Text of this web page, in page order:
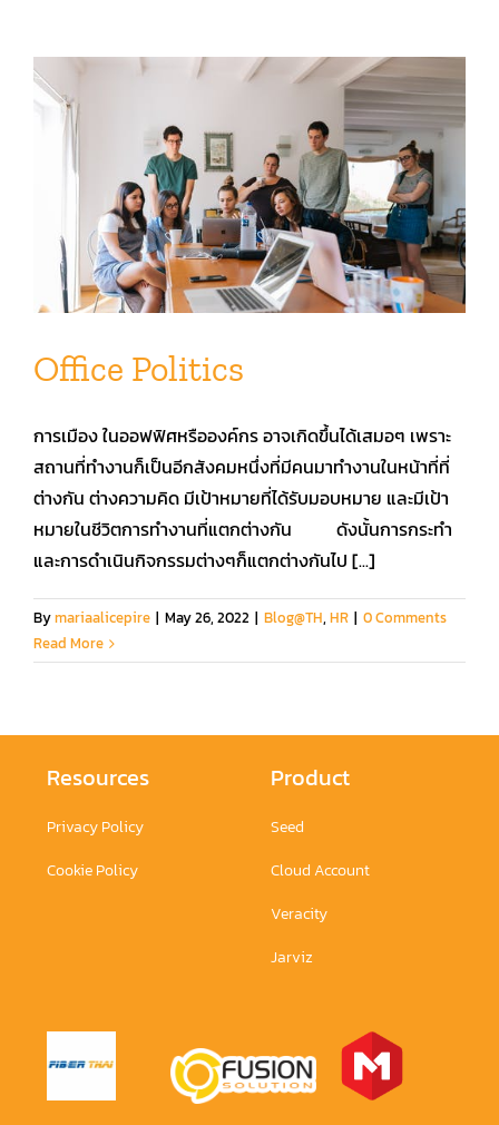
Office Politics
การเมือง ในออฟฟิศหรือองค์กร อาจเกิดขึ้นได้เสมอๆ เพราะ
สถานที่ทำงานก็เป็นอีกสังคมหนึ่งที่มีคนมาทำงานในหน้าที่ที่
ต่างกัน ต่างความคิด มีเป้าหมายที่ได้รับมอบหมาย และมีเป้า
หมายในชีวิตการทำงานที่แตกต่างกัน ดังนั้นการกระทำ
และการดำเนินกิจกรรมต่างๆก็แตกต่างกันไป [...]
Bymariaalicepire | May 26, 2022 | Blog@TH, HR | 0 Comments
Read More
Resources
Privacy Policy
Cookie Policy
Product
Seed
Cloud Account
Veracity
Jarviz